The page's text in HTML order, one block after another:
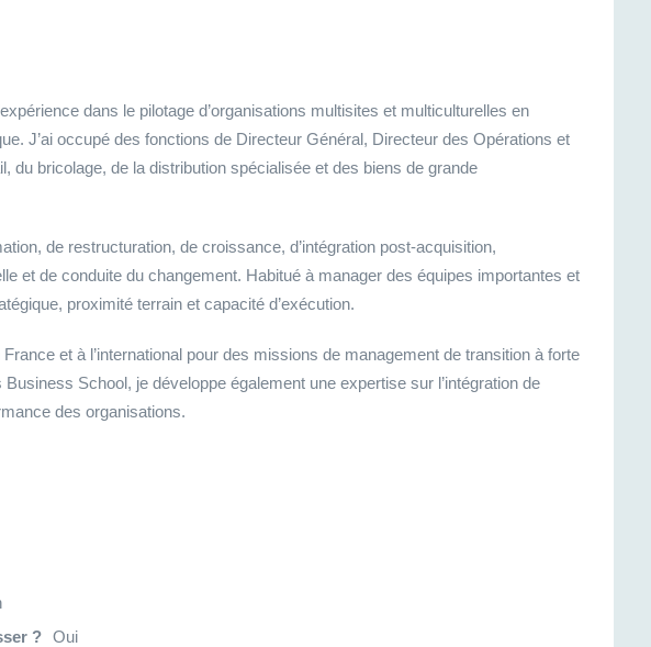
dans le pilotage d’organisations multisites et multiculturelles en
J’ai occupé des fonctions de Directeur Général, Directeur des Opérations et
du bricolage, de la distribution spécialisée et des biens de grande
de restructuration, de croissance, d’intégration post-acquisition,
et de conduite du changement. Habitué à manager des équipes importantes et
proximité terrain et capacité d’exécution.
et à l’international pour des missions de management de transition à forte
School, je développe également une expertise sur l’intégration de
des organisations.
? Oui